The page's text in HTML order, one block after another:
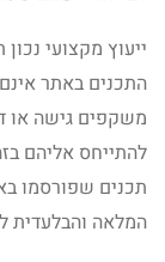
ייעוץ מקצועי
התכנים באתר
משקפים גישה או
להתייחס אליהם
תכנים שפורסמו
המלאה והבלעדית